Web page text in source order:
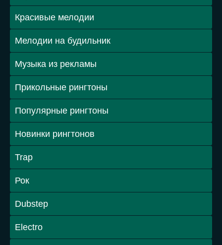
Красивые мелодии
Мелодии на будильник
Музыка из рекламы
Прикольные рингтоны
Популярные рингтоны
Новинки рингтонов
Trap
Рок
Dubstep
Electro